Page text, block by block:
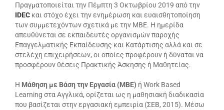
Πραγματοποιείται την Πέμπτη 3 Οκτωβρίου 2019 από την
IDEC και στόχο έχει την ενημέρωση και ευαισθητοποίηση
των συμμετεχόντων σχετικά με την ΜΒΕ. Η ημερίδα
απευθύνεται σε εκπαιδευτές οργανισμών παροχής
Επαγγελματικής Εκπαίδευσης και Κατάρτισης αλλά και σε
στελέχη επιχειρήσεων, οι οποίες προφέρουν ή δύναται να
προσφέρουν θέσεις Πρακτικής Άσκησης ή Μαθητείας.
Η Μάθηση με Βάση την Εργασία (ΜΒΕ) ή Work Based
Learning στα Αγγλικά, ορίζεται ως η μαθησιακή διαδικασία
που βασίζεται στην εργασιακή εμπειρία (ΣΕΒ, 2015). Μέσω